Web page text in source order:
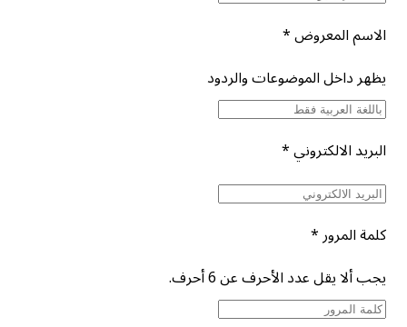
الاسم المعروض*
يظهر داخل الموضوعات والردود
البريد الالكتروني*
كلمة المرور*
يجب ألا يقل عدد الأحرف عن 6 أحرف.